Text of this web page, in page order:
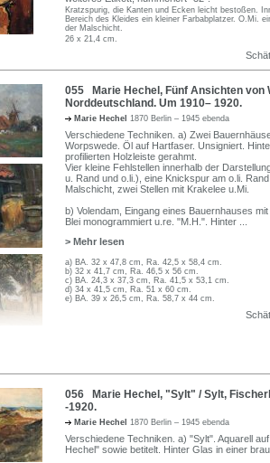
Kratzspurig, die Kanten und Ecken leicht bestoßen.
Bereich des Kleides ein kleiner Farbabplatzer. O.Mi.
der Malschicht.
26 x 21,4 cm.
055 Marie Hechel, Fünf Ansichten von
Norddeutschland. Um 1910– 1920.
Marie Hechel 1870 Berlin – 1945 ebenda
Verschiedene Techniken. a) Zwei
Worpswede. Öl auf Hartfaser. Unsigniert.
profilierten Holzleiste gerahmt.
Vier kleine Fehlstellen innerhalb der
u. Rand und o.li.), eine Knickspur am o.li.
Malschicht, zwei Stellen mit Krakelee u.Mi.
b) Volendam, Eingang eines Bauernhauses
Blei monogrammiert u.re. "M.H.". Hinter
> Mehr lesen
a) BA. 32 x 47,8 cm, Ra. 42,5 x 58,4 cm.
b) 32 x 41,7 cm, Ra. 46,5 x 56 cm.
c) BA. 24,3 x 37,3 cm, Ra. 41,5 x 53,1 cm.
d) 34 x 41,5 cm, Ra. 51 x 60 cm.
e) BA. 39 x 26,5 cm, Ra. 58,7 x 44 cm.
056 Marie Hechel, "Sylt" / Sylt,
-1920.
Marie Hechel 1870 Berlin – 1945 ebenda
Verschiedene Techniken. a) "Sylt". Aquarell
Hechel" sowie betitelt. Hinter Glas in einer